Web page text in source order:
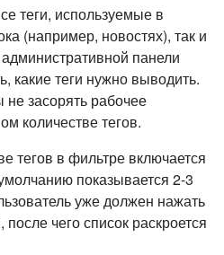
теги, используемые в
(например, новостях), так и
панели
какие теги нужно выводить.
засорять рабочее
количестве тегов.
тегов в фильтре включается
показывается 2-3
уже должен нажать
чего список раскроется